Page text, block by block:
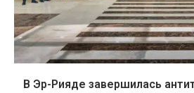
В Эр-Рияде завершилась